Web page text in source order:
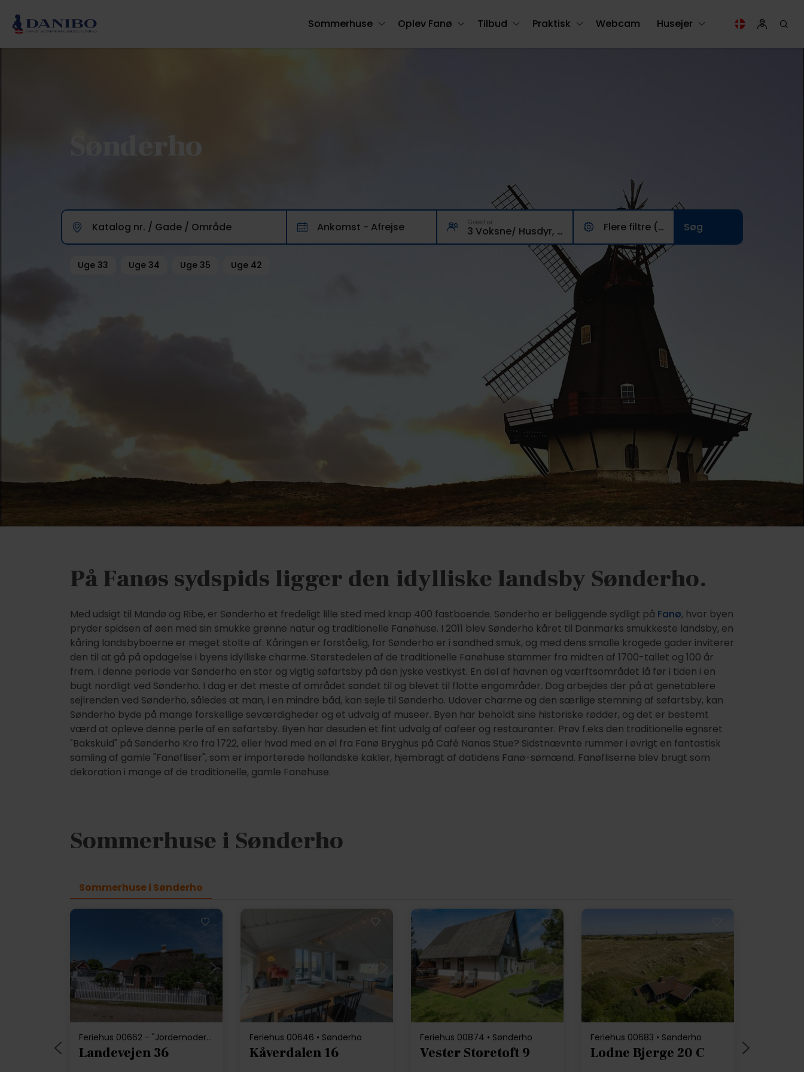
Sommerhuse Oplev Fanø Tilbud Praktisk Webcam Husejer
Sønderho
Uge 33 Uge 34 Uge 35 Uge 42
Katalog nr. / Gade / Område Ankomst - Afrejse Gæster
3 Voksne/ Husdyr, 0 børn , 0 husdyr Flere filtre (0)
På Fanøs sydspids ligger den idylliske landsby Sønderho.
Med udsigt til Mandø og Ribe, er Sønderho et fredeligt lille sted med knap 400 fastboende. Sønderho er beliggende sydligt på Fanø, hvor byen
pryder spidsen af øen med sin smukke grønne natur og traditionelle Fanøhuse. I 2011 blev Sønderho kåret til Danmarks smukkeste landsby, en
kåring landsbyboerne er meget stolte af. Kåringen er forståelig, for Sønderho er i sandhed smuk, og med dens smalle krogede gader inviterer
den til at gå på opdagelse i byens idylliske charme. Størstedelen af de traditionelle Fanøhuse stammer fra midten af 1700-tallet og 100 år
frem. I denne periode var Sønderho en stor og vigtig søfartsby på den jyske vestkyst. En del af havnen og værftsområdet lå før i tiden i en
bugt nordligt ved Sønderho. I dag er det meste af området sandet til og blevet til flotte engområder. Dog arbejdes der på at genetablere
sejlrenden ved Sønderho, således at man, i en mindre båd, kan sejle til Sønderho. Udover charme og den særlige stemning af søfartsby, kan
Sønderho byde på mange forskellige seværdigheder og et udvalg af museer. Byen har beholdt sine historiske rødder, og det er bestemt
værd at opleve denne perle af en søfartsby. Byen har desuden et fint udvalg af cafeer og restauranter. Prøv f.eks den traditionelle egnsret
"Bakskuld" på Sønderho Kro fra 1722, eller hvad med en øl fra Fanø Bryghus på Café Nanas Stue? Sidstnævnte rummer i øvrigt en fantastisk
samling af gamle "Fanøfliser", som er importerede hollandske kakler, hjembragt af datidens Fanø-sømænd. Fanøfliserne blev brugt som
dekoration i mange af de traditionelle, gamle Fanøhuse.
Sommerhuse i Sønderho
Sommerhuse i Sønderho
Indlæser...
Feriehus 00662 - "Jordemoderhuset" • Sønderho
Landevejen 36
Indlæser...
Feriehus 00646 • Sønderho
Kåverdalen 16
Indlæser...
Feriehus 00874 • Sønderho
Vester Storetoft 9
Indlæser...
Feriehus 00683 • Sønderho
Lodne Bjerge 20 C